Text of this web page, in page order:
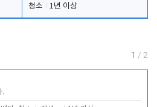
청소
1년 이상
1 / 2
.